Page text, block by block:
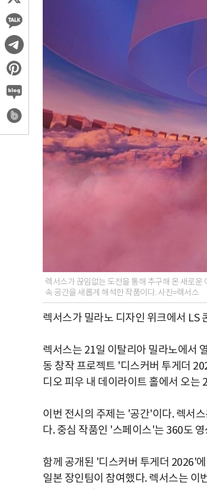
렉서스가 끊임없는 도전을 통해 추구해 온 새로운
속 공간을 새롭게 해석한 작품이다. 사진=렉서스
렉서스가 밀라노 디자인 위크에서 LS
렉서스는 21일 이탈리아 밀라노에서
동 창작 프로젝트 '디스커버 투게더
디오 피우 내 데이라이트 홀에서 오는
이번 전시의 주제는 '공간'이다. 렉서
다. 중심 작품인 '스페이스'는 360도
함께 공개된 '디스커버 투게더 2026'
일본 장인팀이 참여했다. 렉서스는 이